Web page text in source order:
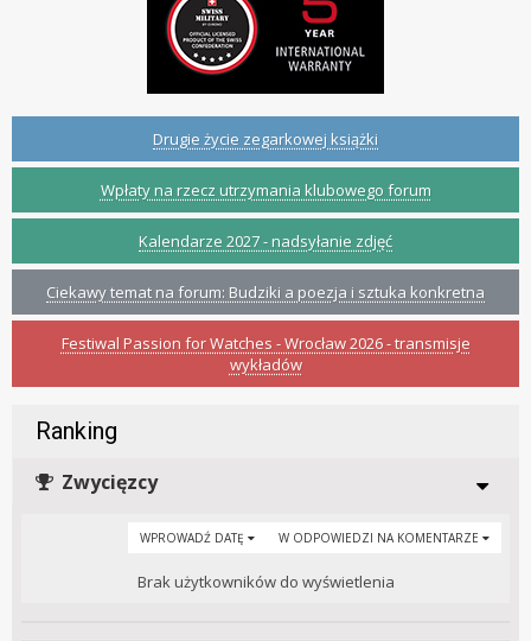
Drugie życie zegarkowej książki
Wpłaty na rzecz utrzymania klubowego forum
Kalendarze 2027 - nadsyłanie zdjęć
Ciekawy temat na forum: Budziki a poezja i sztuka konkretna
Festiwal Passion for Watches - Wrocław 2026 - transmisje
wykładów
Ranking
Zwycięzcy
W ODPOWIEDZI NA KOMENTARZE
WPROWADŹ DATĘ
Brak użytkowników do wyświetlenia